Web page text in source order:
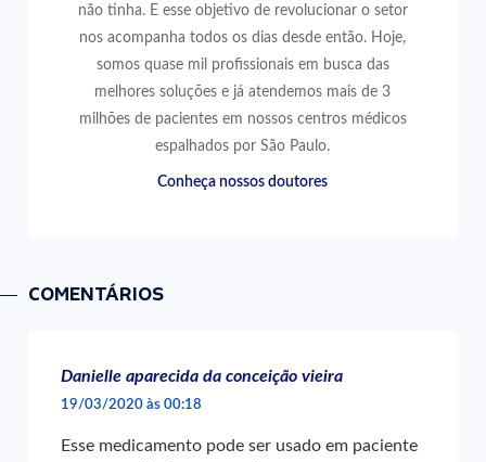
não tinha. E esse objetivo de revolucionar o setor
nos acompanha todos os dias desde então. Hoje,
somos quase mil profissionais em busca das
melhores soluções e já atendemos mais de 3
milhões de pacientes em nossos centros médicos
espalhados por São Paulo.
Conheça nossos doutores
COMENTÁRIOS
Danielle aparecida da conceição vieira
19/03/2020 às 00:18
Esse medicamento pode ser usado em paciente